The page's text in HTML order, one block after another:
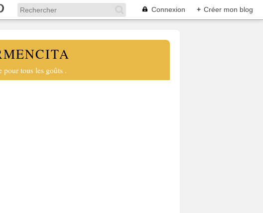
Connexion + Créer mon blog
pour tous les goûts .